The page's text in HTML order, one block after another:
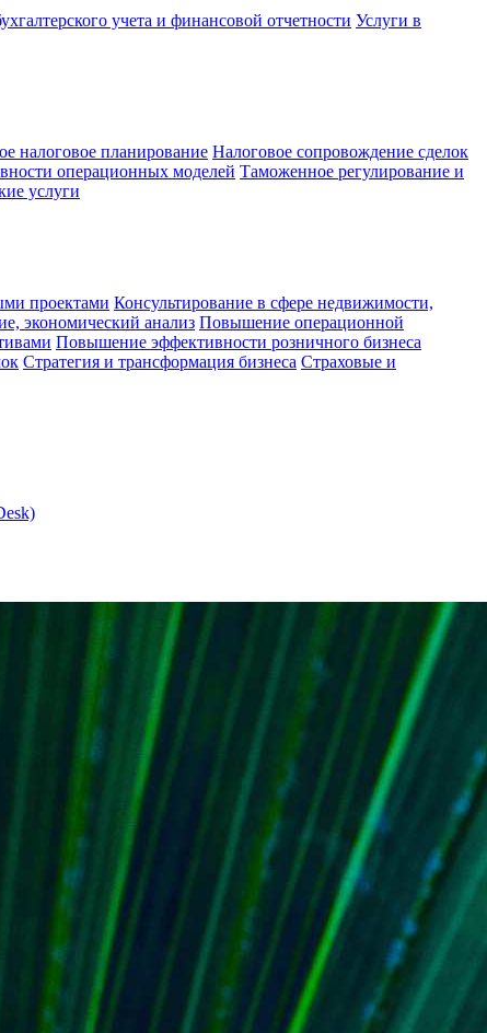
учета и финансовой отчетности Услуги в
налоговое планирование Налоговое сопровождение сделок
операционных моделей Таможенное регулирование и
услуги
проектами Консультирование в сфере недвижимости,
экономический анализ Повышение операционной
Повышение эффективности розничного бизнеса
Стратегия и трансформация бизнеса Страховые и